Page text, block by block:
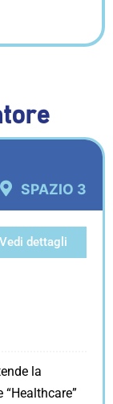
SPAZIO 3
Vedi dettagli
la